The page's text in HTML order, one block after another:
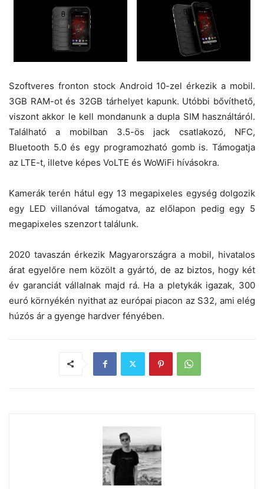
Szoftveres fronton stock Android 10-zel érkezik a mobil.
3GB RAM-ot és 32GB tárhelyet kapunk. Utóbbi bővíthető,
viszont akkor le kell mondanunk a dupla SIM használtáról.
Található a mobilban 3.5-ös jack csatlakozó, NFC,
Bluetooth 5.0 és egy programozható gomb is. Támogatja
az LTE-t, illetve képes VoLTE és WoWiFi hívásokra.
Kamerák terén hátul egy 13 megapixeles egység dolgozik
egy LED villanóval támogatva, az előlapon pedig egy 5
megapixeles szenzort találunk.
2020 tavaszán érkezik Magyarországra a mobil, hivatalos
árat egyelőre nem közölt a gyártó, de az biztos, hogy két
év garanciát vállalnak majd rá. Ha a pletykák igazak, 300
euró környékén nyithat az európai piacon az S32, ami elég
húzós ár a gyenge hardver fényében.